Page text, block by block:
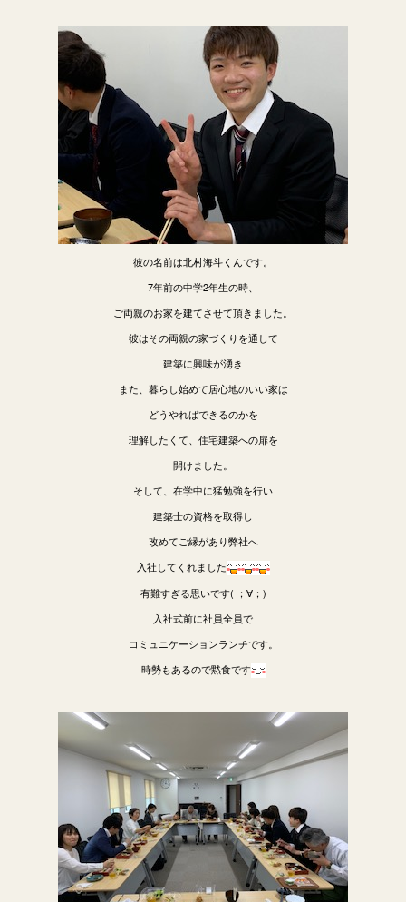
彼の名前は北村海斗くんです。
7年前の中学2年生の時、
ご両親のお家を建てさせて頂きました。
彼はその両親の家づくりを通して
建築に興味が湧き
また、暮らし始めて居心地のいい家は
どうやればできるのかを
理解したくて、住宅建築への扉を
開けました。
そして、在学中に猛勉強を行い
建築士の資格を取得し
改めてご縁があり弊社へ
入社してくれました
有難すぎる思いです( ；∀；)
入社式前に社員全員で
コミュニケーションランチです。
時勢もあるので黙食です